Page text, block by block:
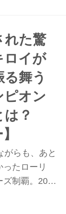
れた驚
ロイが
舞う
ピオン
？
がらも、あと
たローリ
制覇。2025
ンドスラム
が、火曜日